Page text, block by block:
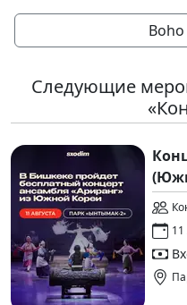
Следующие